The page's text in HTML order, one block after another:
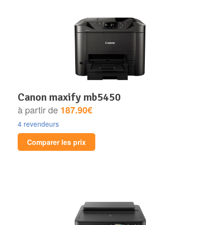
canon maxify mb5450
à partir de 187.90€
4 revendeurs
Comparer les prix